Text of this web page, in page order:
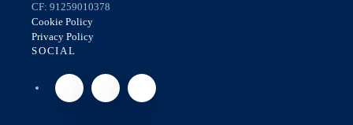
CF: 91259010378
Cookie Policy
Privacy Policy
SOCIAL